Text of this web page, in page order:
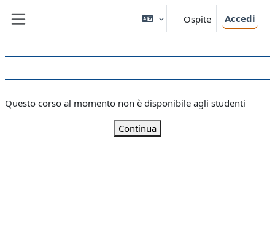
Ospite Accedi
Questo corso al momento non è disponibile agli studenti
Continua